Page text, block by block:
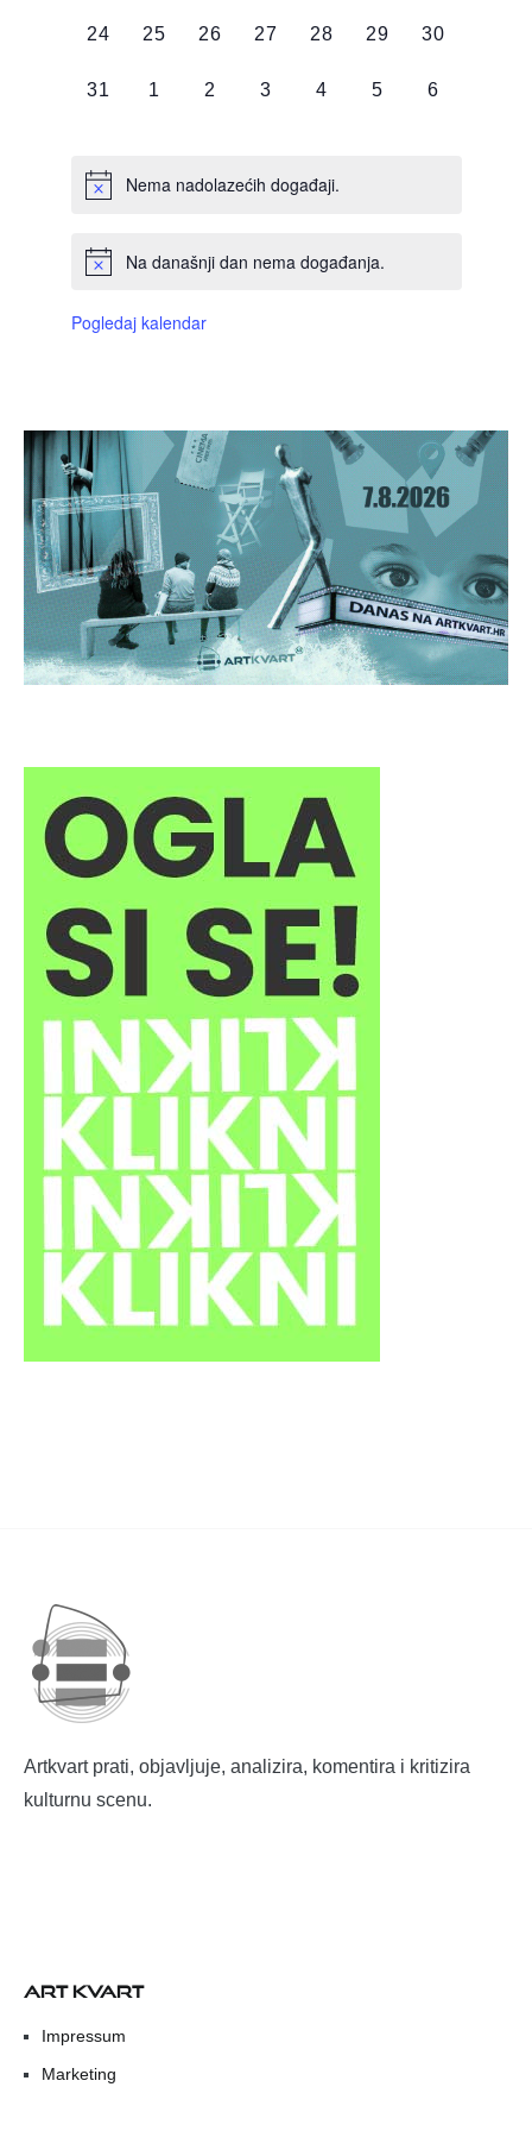
0
24
0
25
0
26
0
27
0
28
0
29
0
30
0
31
0
1
0
2
0
3
0
4
0
5
0
6
Nema nadolazećih događaji.
Na današnji dan nema događanja.
Pogledaj kalendar
Artkvart prati, objavljuje, analizira, komentira i kritizira
kulturnu scenu.
ART KVART
Impressum
Marketing